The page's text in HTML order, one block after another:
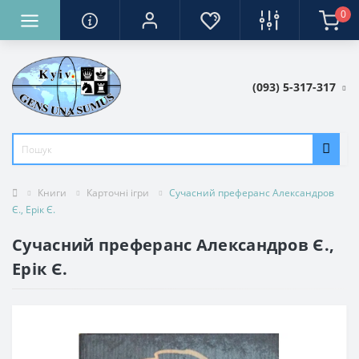
0
(093) 5-317-317
Книги Карточні ігри
Сучасний преферанс Александров
Є., Ерік Є.
Сучасний преферанс Александров Є.,
Ерік Є.